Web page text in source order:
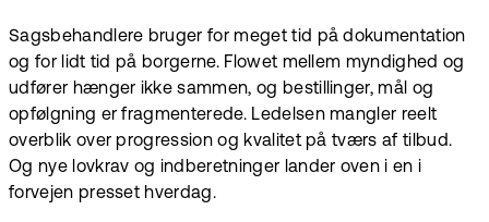
Sagsbehandlere bruger for meget tid på dokumentation
og for lidt tid på borgerne. Flowet mellem myndighed og
udfører hænger ikke sammen, og bestillinger, mål og
opfølgning er fragmenterede. Ledelsen mangler reelt
overblik over progression og kvalitet på tværs af tilbud.
Og nye lovkrav og indberetninger lander oven i en i
forvejen presset hverdag.